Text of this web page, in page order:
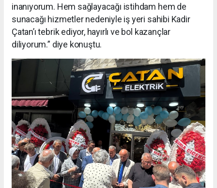
inanıyorum. Hem sağlayacağı istihdam hem de
sunacağı hizmetler nedeniyle iş yeri sahibi Kadir
Çatan’ı tebrik ediyor, hayırlı ve bol kazançlar
diliyorum.” diye konuştu.